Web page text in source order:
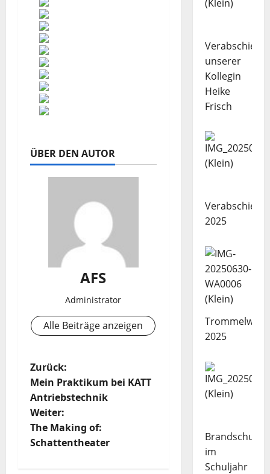
ÜBER DEN AUTOR
AFS
Administrator
Alle Beiträge anzeigen
B
e
i
t
Zurück:
Mein Praktikum bei KATT
Antriebstechnik
Weiter:
The Making of:
Schattentheater
unserer
Kollegin
Heike
Frisch
2025
2025
im
Schuljahr